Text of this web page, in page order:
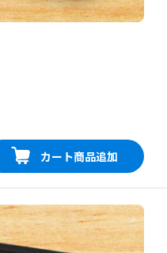
カート商品追加